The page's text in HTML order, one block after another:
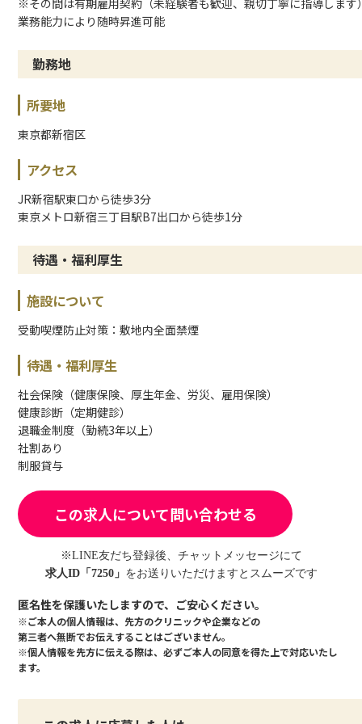
業務能力により随時昇進可能
勤務地
所要地
東京都新宿区
アクセス
JR新宿駅東口から徒歩3分
東京メトロ新宿三丁目駅B7出口から徒歩1分
待遇・福利厚生
施設について
受動喫煙防止対策：敷地内全面禁煙
待遇・福利厚生
社会保険（健康保険、厚生年金、労災、雇用保険）
健康診断（定期健診）
退職金制度（勤続3年以上）
社割あり
制服貸与
この求人について問い合わせる
※LINE友だち登録後、チャットメッセージにて
求人ID「7250」 をお送りいただけますとスムーズです
匿名性を保護いたしますので、ご安心ください。
※ご本人の個人情報は、先方のクリニックや企業などの
第三者へ無断でお伝えすることはございません。
※個人情報を先方に伝える際は、必ずご本人の同意を得た上で対応いたし
ます。